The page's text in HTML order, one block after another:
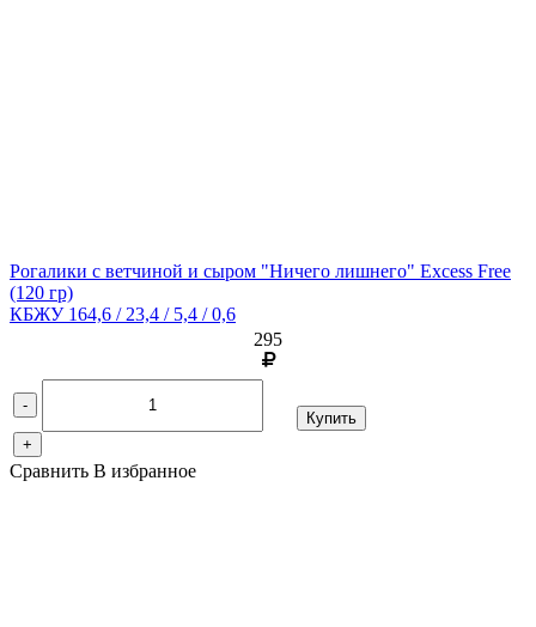
Рогалики с ветчиной и сыром "Ничего лишнего" Excess Free
(120 гр)
КБЖУ 164,6 / 23,4 / 5,4 / 0,6
295
-
+
Купить
Сравнить В избранное